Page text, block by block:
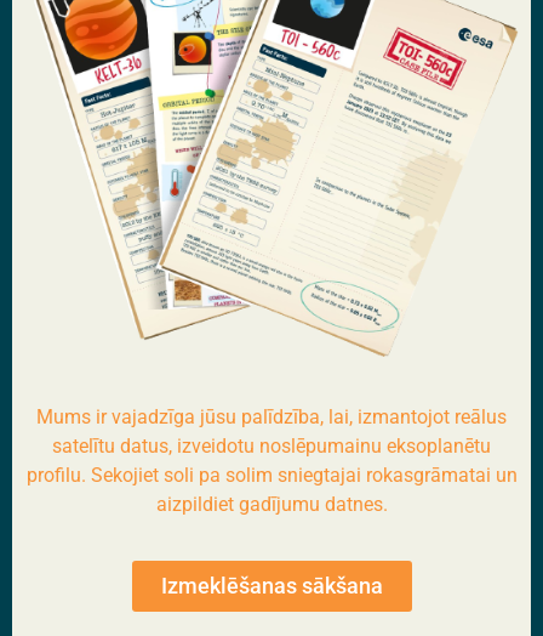
Mums ir vajadzīga jūsu palīdzība, lai, izmantojot reālus
satelītu datus, izveidotu noslēpumainu eksoplanētu
profilu. Sekojiet soli pa solim sniegtajai rokasgrāmatai un
aizpildiet gadījumu datnes.
Izmeklēšanas sākšana